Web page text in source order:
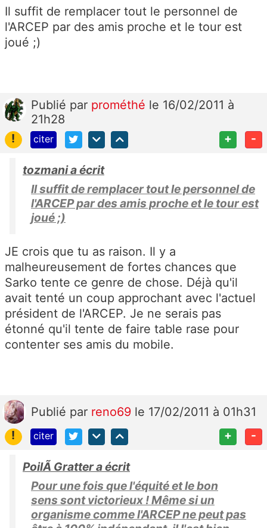
Il suffit de remplacer tout le personnel de
l'ARCEP par des amis proche et le tour est
joué ;)
Publié par prométhé le 16/02/2011 à
21h28
!
citer + -
tozmani a écrit
Il suffit de remplacer tout le personnel de
l'ARCEP par des amis proche et le tour est
joué ;)
JE crois que tu as raison. Il y a
malheureusement de fortes chances que
Sarko tente ce genre de chose. Déjà qu'il
avait tenté un coup approchant avec l'actuel
président de l'ARCEP. Je ne serais pas
étonné qu'il tente de faire table rase pour
contenter ses amis du mobile.
Publié par reno69 le 17/02/2011 à 01h31
!
citer + -
PoilÃ Gratter a écrit
Pour une fois que l'équité et le bon
sens sont victorieux ! Même si un
organisme comme l'ARCEP ne peut pas